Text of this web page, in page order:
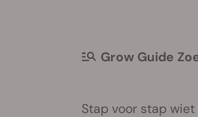
Grow Guide
Stap voor stap wiet